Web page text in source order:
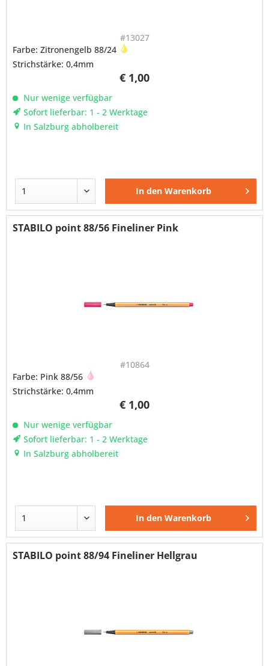
#13027
€ 1,00
Farbe: Zitronengelb 88/24
Strichstärke: 0,4mm
Nur wenige verfügbar
Sofort lieferbar: 1 - 2 Werktage
In Salzburg abholbereit
In den Warenkorb
STABILO point 88/56 Fineliner Pink
#10864
€ 1,00
Farbe: Pink 88/56
Strichstärke: 0,4mm
Nur wenige verfügbar
Sofort lieferbar: 1 - 2 Werktage
In Salzburg abholbereit
In den Warenkorb
STABILO point 88/94 Fineliner Hellgrau